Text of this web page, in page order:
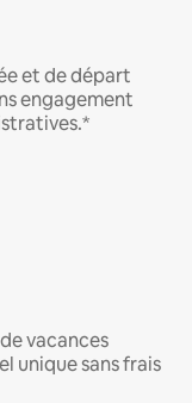
et de départ
engagement
vacances
unique sans frais